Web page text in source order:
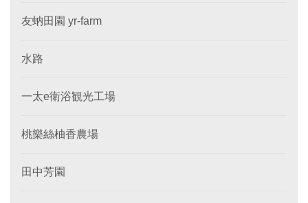
友蚋田園 yr-farm
水路
一太e衛浴観光工場
桃樂絲柚香農場
田中芳園